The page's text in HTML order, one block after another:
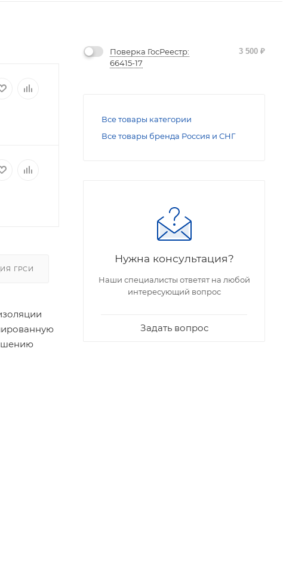
ГРСИ
Поверка ГосРеестр:
66415-17
3 500 ₽
Все товары категории
Все товары бренда Россия и СНГ
Нужна консультация?
Наши специалисты ответят на любой
интересующий вопрос
Задать вопрос